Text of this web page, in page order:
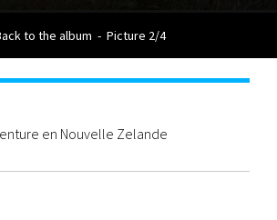
to the album - Picture 2/4
en Nouvelle Zelande